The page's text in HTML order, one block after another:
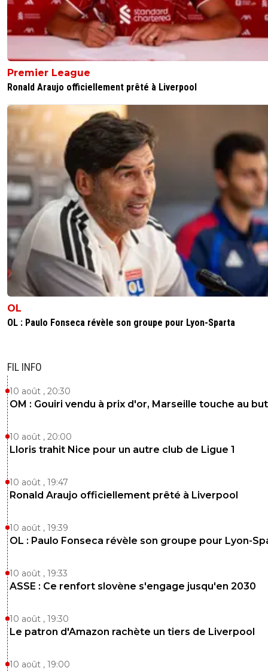
Premier League
Ronald Araujo officiellement prêté à Liverpool
OL
OL : Paulo Fonseca révèle son groupe pour Lyon-Sparta
FIL INFO
10 août , 20:30
OM : Gouiri vendu à prix d'or, Marseille touche au but
10 août , 20:00
Lloris trahit Nice pour un autre club de Ligue 1
10 août , 19:47
Ronald Araujo officiellement prêté à Liverpool
10 août , 19:39
OL : Paulo Fonseca révèle son groupe pour Lyon-
10 août , 19:33
ASSE : Ce renfort slovène s'engage jusqu'en 2030
10 août , 19:30
Le patron d'Amazon rachète un tiers de Liverpool
10 août , 19:00